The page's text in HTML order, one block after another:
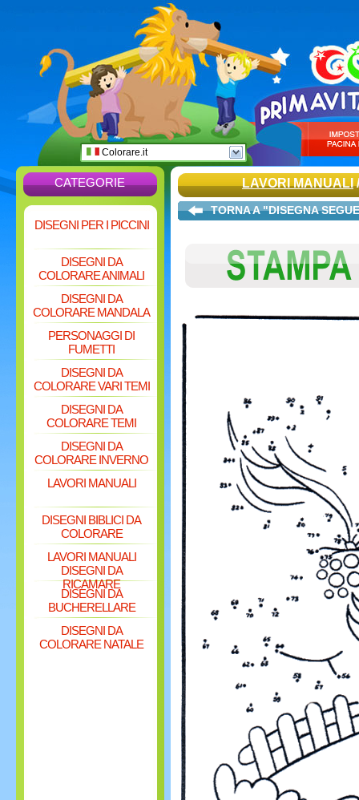
Colorare.it
CATEGORIE
DISEGNI PER I PICCINI
DISEGNI DA
COLORARE ANIMALI
DISEGNI DA
COLORARE MANDALA
PERSONAGGI DI
FUMETTI
DISEGNI DA
COLORARE VARI TEMI
DISEGNI DA
COLORARE TEMI
DISEGNI DA
COLORARE INVERNO
LAVORI MANUALI
DISEGNI BIBLICI DA
COLORARE
LAVORI MANUALI
DISEGNI DA
RICAMARE
DISEGNI DA
BUCHERELLARE
DISEGNI DA
COLORARE NATALE
LAVORI MANUALI
TORNA A "DISEGNA